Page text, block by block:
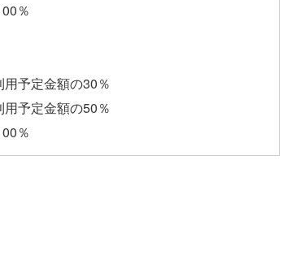
％
予定金額の30％
予定金額の50％